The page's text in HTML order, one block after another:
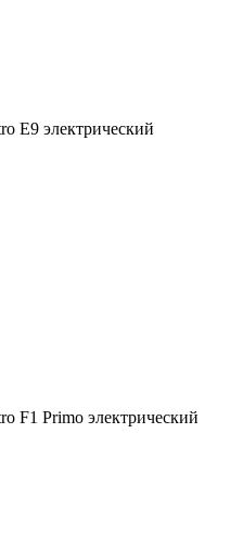
E9 электрический
F1 Primo электрический